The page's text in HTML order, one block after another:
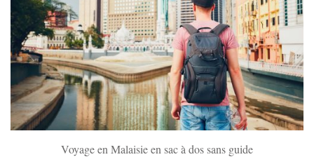
Voyage en Malaisie en sac à dos sans guide